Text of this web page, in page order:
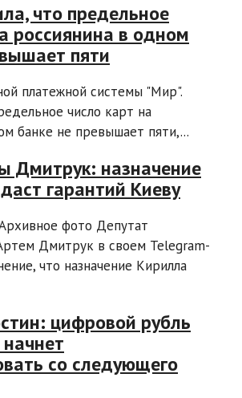
что предельное
россиянина в одном
пяти
платежной системы "Мир".
число карт на
банке не превышает пяти,...
Дмитрук: назначение
гарантий Киеву
фото Депутат
Дмитрук в своем Telegram-
что назначение Кирилла
цифровой рубль
со следующего